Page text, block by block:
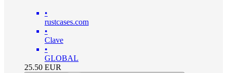
•
rustcases.com
•
Clave
•
GLOBAL
25.50 EUR